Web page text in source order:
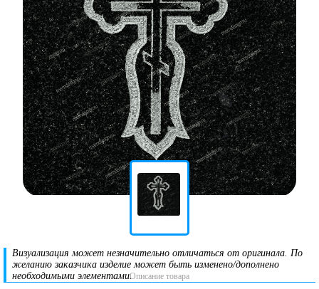
Визуализация может незначительно отличаться от оригинала. По
желанию заказчика изделие может быть изменено/дополнено
необходимыми элементами.Описание товара